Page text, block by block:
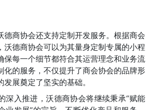
德商协会还支持定制开发服务。根据商会
沃德商协会可以为其量身定制专属的小程
保每一个细节都符合其运营理念和业务流
化的服务，不仅提升了商会协会的品牌形
展奠定了坚实的基础。
深入推进，沃德商协会将继续秉承“赋能